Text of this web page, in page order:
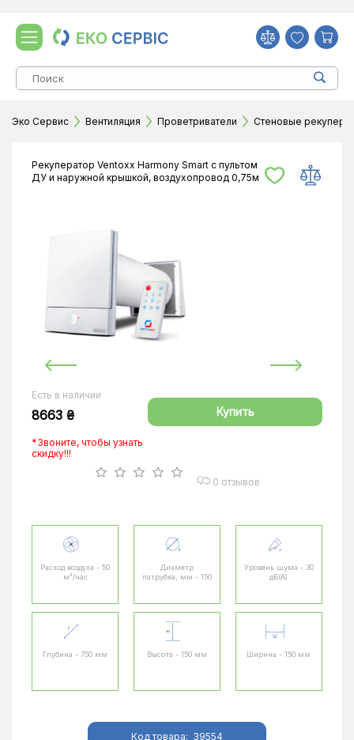
Эко Сервис Вентиляция Проветриватели Стеновые
Рекуператор Ventoxx Harmony Smart с пультом
ДУ и наружной крышкой, воздухопровод 0,75м
Есть в наличии
8663 ₴
*Звоните, чтобы узнать
скидку!!!
Купить
0 отзывов
Расход воздуха - 50
м³/час
Диаметр
патрубка, мм - 150
Уровень шума - 30
дБ(А)
Глубина - 750 мм Высота - 150 мм Ширина - 150 мм
Код товара: 39554